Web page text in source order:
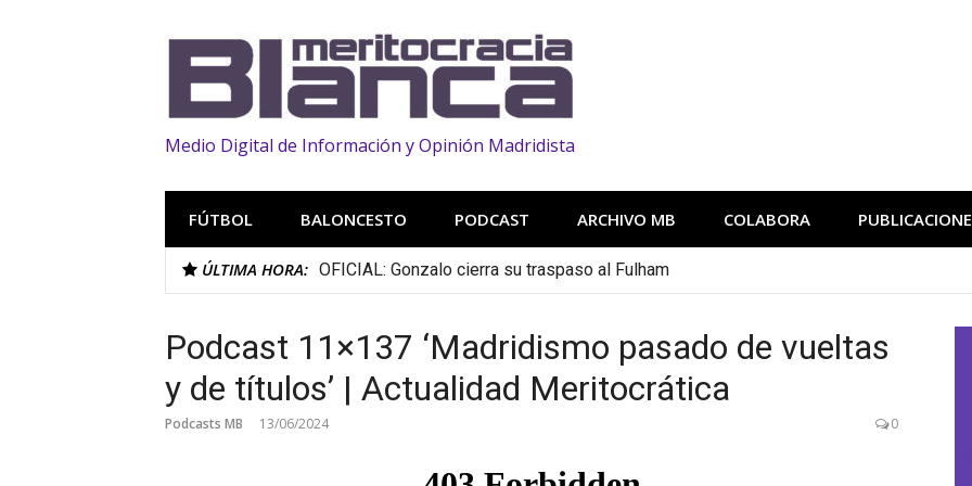
Medio Digital de Información y Opinión Madridista
FÚTBOL BALONCESTO PODCAST ARCHIVO MB COLABORA
ÚLTIMA HORA: OFICIAL: Gonzalo cierra su traspaso al Fulham
Podcast 11×137 ‘Madridismo pasado de vueltas
y de títulos’ | Actualidad Meritocrática
Podcasts MB 13/06/2024 0